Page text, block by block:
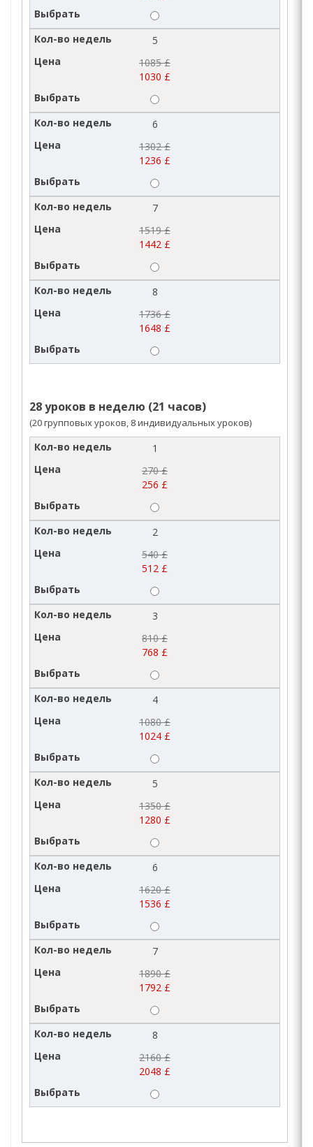
5
1085 £
1030 £
6
1302 £
1236 £
7
1519 £
1442 £
8
1736 £
1648 £
28 уроков в неделю (21 часов)
(20 групповых уроков, 8 индивидуальных уроков)
1
270 £
256 £
2
540 £
512 £
3
810 £
768 £
4
1080 £
1024 £
5
1350 £
1280 £
6
1620 £
1536 £
7
1890 £
1792 £
8
2160 £
2048 £